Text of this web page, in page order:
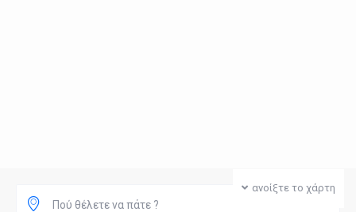
ανοίξτε το χάρτη
Πού θέλετε να πάτε ?